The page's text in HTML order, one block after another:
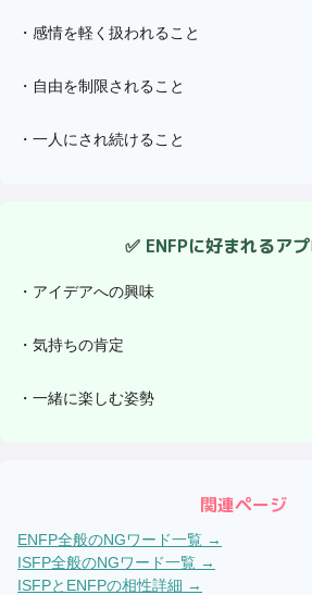
・ 感情を軽く扱われること
・ 自由を制限されること
・ 一人にされ続けること
✅ ENFPに好まれるア
・ アイデアへの興味
・ 気持ちの肯定
・ 一緒に楽しむ姿勢
関連ページ
ENFP全般のNGワード一覧 →
ISFP全般のNGワード一覧 →
ISFPと ENFPの相性詳細 →